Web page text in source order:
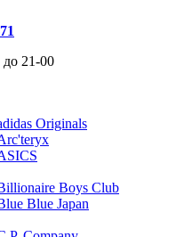
21-00
Originals
Boys Club
Blue Japan